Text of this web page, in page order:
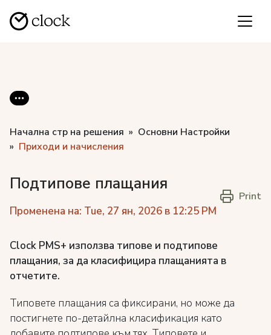
Начална стр на решения
Основни Настройки
Приходи и начисления
Подтипове плащания
Променена на: Tue, 27 ян, 2026 в 12:25 PM
Print
Clock PMS+ използва типове и подтипове
плащания, за да класифицира плащанията в
отчетите.
Типовете плащания са фиксирани, но може да
постигнете по-детайлна класификация като